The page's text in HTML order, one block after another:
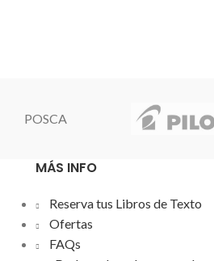
POSCA
MÁS INFO
Reserva tus Libros de Texto
Ofertas
FAQs